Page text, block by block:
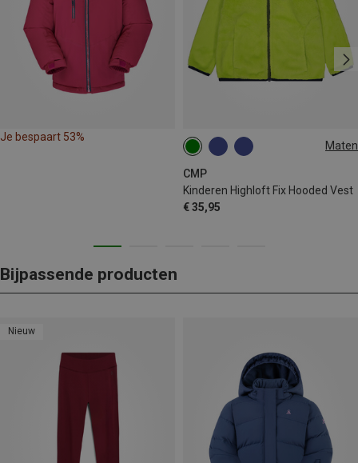
Je bespaart 53%
Maten
CMP
Kinderen Highloft Fix Hooded Vest
€ 35,95
98
Bijpassende producten
Nieuw